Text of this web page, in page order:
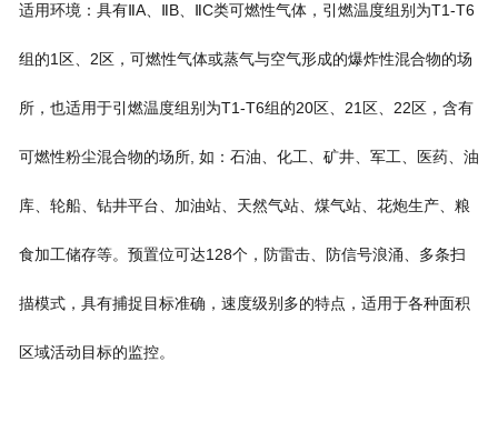
适用环境：具有ⅡA、ⅡB、ⅡC类可燃性气体，引燃温度组别为T1-T6
组的1区、2区，可燃性气体或蒸气与空气形成的爆炸性混合物的场
所，也适用于引燃温度组别为T1-T6组的20区、21区、22区，含有
可燃性粉尘混合物的场所, 如：石油、化工、矿井、军工、医药、油
库、轮船、钻井平台、加油站、天然气站、煤气站、花炮生产、粮
食加工储存等。预置位可达128个，防雷击、防信号浪涌、多条扫
描模式，具有捕捉目标准确，速度级别多的特点，适用于各种面积
区域活动目标的监控。